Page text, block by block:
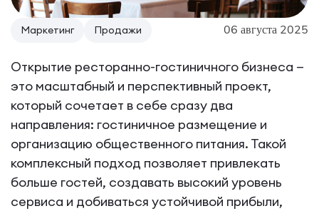
Маркетинг Продажи 06 августа 2025
Открытие ресторанно-гостиничного бизнеса —
это масштабный и перспективный проект,
который сочетает в себе сразу два
направления: гостиничное размещение и
организацию общественного питания. Такой
комплексный подход позволяет привлекать
больше гостей, создавать высокий уровень
сервиса и добиваться устойчивой прибыли,